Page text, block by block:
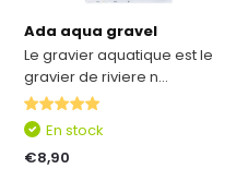
Ada aqua gravel
Le gravier aquatique est le
gravier de riviere n...
En stock
€8,90